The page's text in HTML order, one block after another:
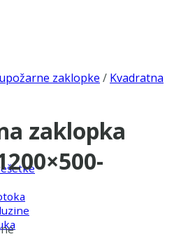
zaklopke / Kvadratna
zaklopka